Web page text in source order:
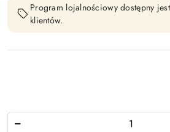
Program lojalnościowy dostępny
klientów.